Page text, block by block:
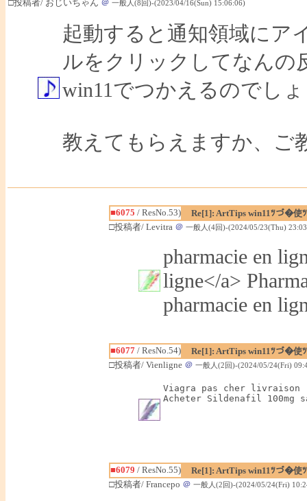
□投稿者/ おじいちゃん ＠ 一般人(8回)-(2023/04/16(Sun) 15:06:06)
起動すると通知領域にア
ルをクリックしてなんの
win11でつかえるのでし
教えてもらえますか、ご
■6075 / ResNo.53)
Re[1]: ArtTips win11ﾂづ�使
□投稿者/ Levitra ＠ 一般人(4回)-(2024/05/23(Thu)
pharmacie en
ligne</a>
pharmacie en
■6077 / ResNo.54)
Re[1]: ArtTips win11ﾂづ�使
□投稿者/ Vienligne ＠ 一般人(2回)-(2024/05/24(Fri)
Viagra pas cher
Acheter Sildenafil 100mg
■6079 / ResNo.55)
Re[1]: ArtTips win11ﾂづ�使
□投稿者/ Francepo ＠ 一般人(2回)-(2024/05/24(Fri)